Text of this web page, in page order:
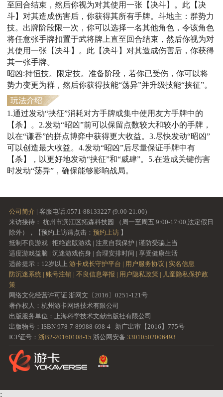
至回合结束，然后你视为对其使用一张【决斗】。此【决
斗】对其造成伤害后，你获得其所有手牌。斗地主：群势力
技。出牌阶段限一次，你可以选择一名其他角色，令该角色
将任意张手牌扣置于武将牌上直至回合结束，然后你视为对
其使用一张【决斗】。此【决斗】对其造成伤害后，你获得
其一张手牌。
昭凶:持恒技。限定技。准备阶段，若你已受伤，你可以将
势力变更为群，然后你获得技能“荡异”并升级技能“挟征”。
玩法介绍
1.通过发动“挟征”消耗对方手牌或集中使用友方手牌中的
【杀】。2.发动“昭凶”前可以保留点数较大和较小的手牌，
以在“谦吞”的拼点博弈中获得更大收益。3.尽快发动“昭凶”
可以创造最大收益。4.发动“昭凶”后尽量保证手牌中有
【杀】，以更好地发动“挟征”和“威肆”。5.在造成关键伤害
时发动“荡异”，确保能够影响战局。
公司简介 | 客服电话:0571-88133227 (9:00-21:00)
来访接待： 杭州市滨江区拓森科技园 （周一至周五 9:00-17:00,法定假日
除外），【预约上访请点击： 预约上访】
抵制不良游戏 | 拒绝盗版游戏 | 注意自我保护 | 谨防受骗上当
适度游戏益脑 | 沉迷游戏伤身 | 合理安排时间 | 享受健康生活
适龄提示：12岁以上 游卡成长守护平台 | 用户服务协议 | 实名信息
防沉迷系统 | 账号注销 | 不良信息举报 | 用户隐私政策 | 儿童隐私保护政
策
网络文化经营许可证 浙网文〔2016〕0251-121号
著作权人：杭州游卡网络技术有限公司
出版服务单位：上海科学技术文献出版社有限公司
出版物号：ISBN 978-7-89988-698-4 新广出审【2016】775号
ICP证号： 浙B2-20160108-15 浙公网安备 33010502006493
;